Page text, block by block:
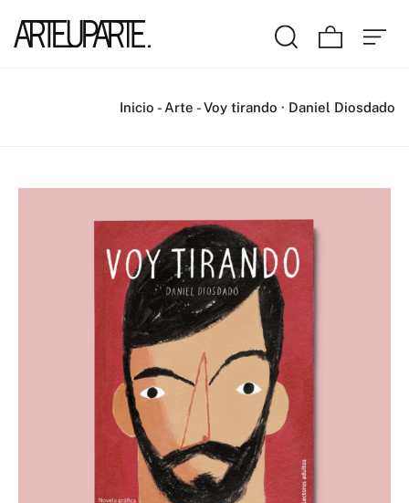
Inicio - Arte -Voy tirando · Daniel Diosdado